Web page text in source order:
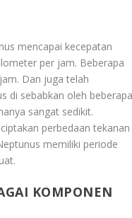
mencapai kecepatan
per jam. Beberapa
Dan juga telah
di sebabkan oleh
sangat sedikit.
perbedaan tekanan
memiliki periode
KOMPONEN